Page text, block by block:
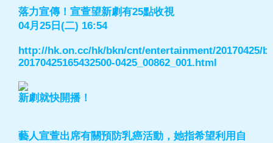
落力宣傳！宣萱望新劇有25點收視
04月25日(二) 16:54
http://hk.on.cc/hk/bkn/cnt/entertainment/20170425/
20170425165432500-0425_00862_001.html
新劇就快開播！
藝人宣萱出席有關預防乳癌活動，她指希望利用自